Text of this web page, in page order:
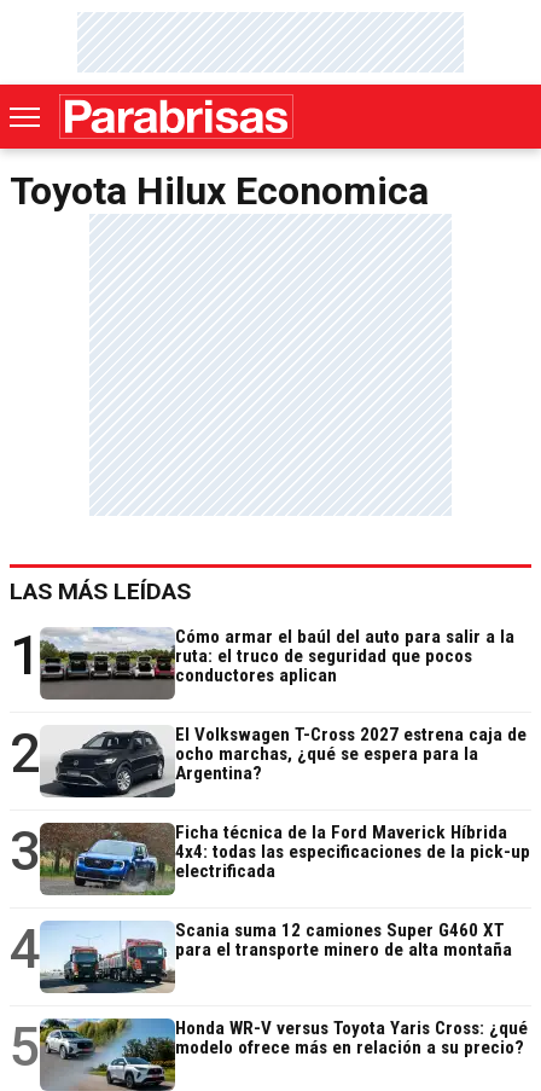
Toyota Hilux Economica
LAS MÁS LEÍDAS
1
Cómo armar el baúl del auto para salir a la
ruta: el truco de seguridad que pocos
conductores aplican
2
El Volkswagen T-Cross 2027 estrena caja de
ocho marchas, ¿qué se espera para la
Argentina?
3
Ficha técnica de la Ford Maverick Híbrida
4x4: todas las especificaciones de la pick-up
electrificada
4
Scania suma 12 camiones Super G460 XT
para el transporte minero de alta montaña
5
Honda WR-V versus Toyota Yaris Cross: ¿qué
modelo ofrece más en relación a su precio?